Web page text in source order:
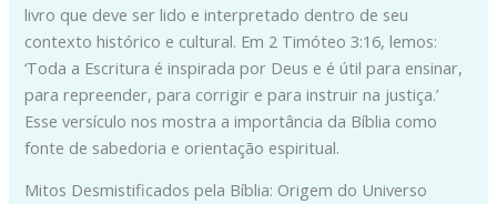
livro que deve ser lido e interpretado dentro de seu
contexto histórico e cultural. Em 2 Timóteo 3:16, lemos:
‘Toda a Escritura é inspirada por Deus e é útil para ensinar,
para repreender, para corrigir e para instruir na justiça.’
Esse versículo nos mostra a importância da Bíblia como
fonte de sabedoria e orientação espiritual.
Mitos Desmistificados pela Bíblia: Origem do Universo